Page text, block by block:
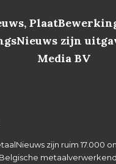
zijn
Media BV
zijn ruim 17.000